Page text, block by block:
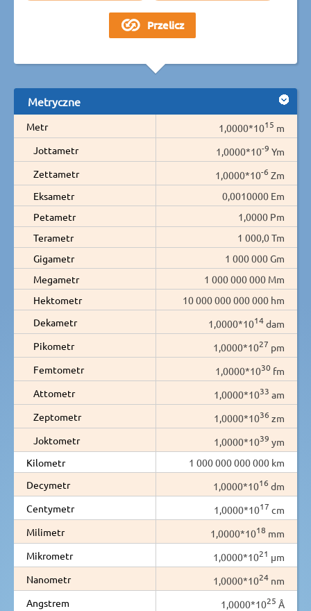
Metryczne
Metr 1,0000*1015 m
Jottametr
1,0000*10-9 Ym
Zettametr
1,0000*10-6 Zm
Eksametr
0,0010000 Em
Petametr
1,0000 Pm
Terametr
1 000,0 Tm
Gigametr
1 000 000 Gm
Megametr
1 000 000 000 Mm
Hektometr
10 000 000 000 000 hm
Dekametr
1,0000*1014dam
Pikometr
1,0000*1027 pm
Femtometr
1,0000*1030 fm
Attometr
1,0000*1033 am
Zeptometr
1,0000*1036 zm
Joktometr
1,0000*1039 ym
Kilometr
1 000 000 000 000 km
Decymetr
1,0000*1016 dm
Centymetr
1,0000*1017 cm
Milimetr
1,0000*1018 mm
Mikrometr
1,0000*1021 µm
Nanometr
1,0000*1024 nm
Angstrem
1,0000*1025 Å